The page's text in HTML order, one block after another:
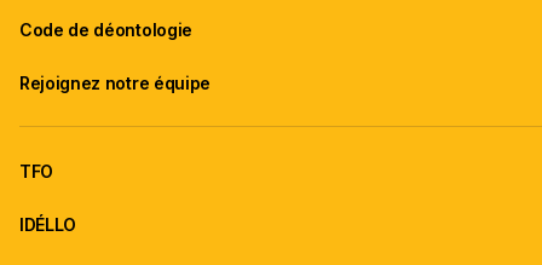
Code de déontologie
Rejoignez notre équipe
TFO
IDÉLLO